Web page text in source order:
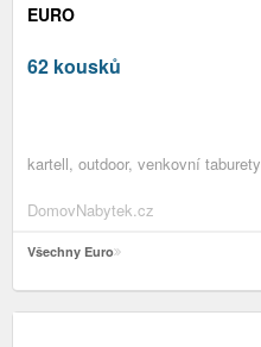
EURO
62 kousků
kartell, outdoor, venkovní taburety
DomovNabytek.cz
Všechny Euro